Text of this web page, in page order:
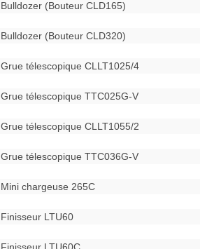
Bulldozer (Bouteur CLD165)
Bulldozer (Bouteur CLD320)
Grue télescopique CLLT1025/4
Grue télescopique TTC025G-V
Grue télescopique CLLT1055/2
Grue télescopique TTC036G-V
Mini chargeuse 265C
Finisseur LTU60